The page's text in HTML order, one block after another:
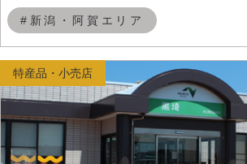
#新潟・阿賀エリア
特産品・小売店